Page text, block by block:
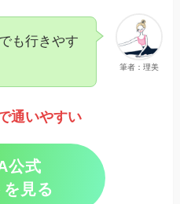
筆者：理美
も行きやす
通いやすい
公式
見る